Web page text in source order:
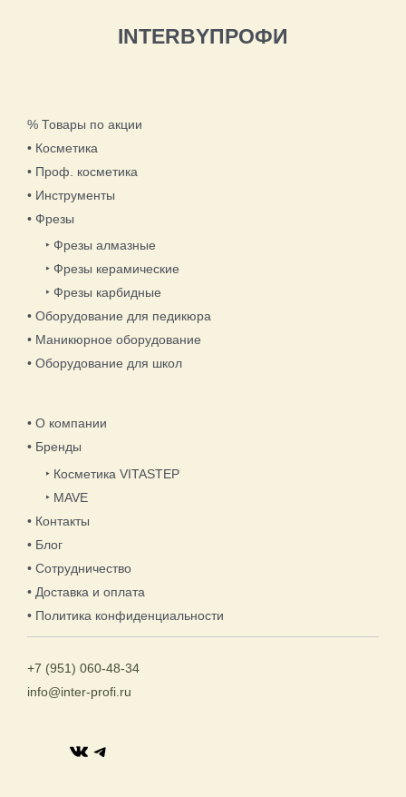
INTERBYПРОФИ
% Товары по акции
• Косметика
• Проф. косметика
• Инструменты
• Фрезы
‣ Фрезы алмазные
‣ Фрезы керамические
‣ Фрезы карбидные
• Оборудование для педикюра
• Маникюрное оборудование
• Оборудование для школ
• О компании
• Бренды
‣ Косметика VITASTEP
‣ MAVE
• Контакты
• Блог
• Сотрудничество
• Доставка и оплата
• Политика конфиденциальности
+7 (951) 060-48-34
info@inter-profi.ru